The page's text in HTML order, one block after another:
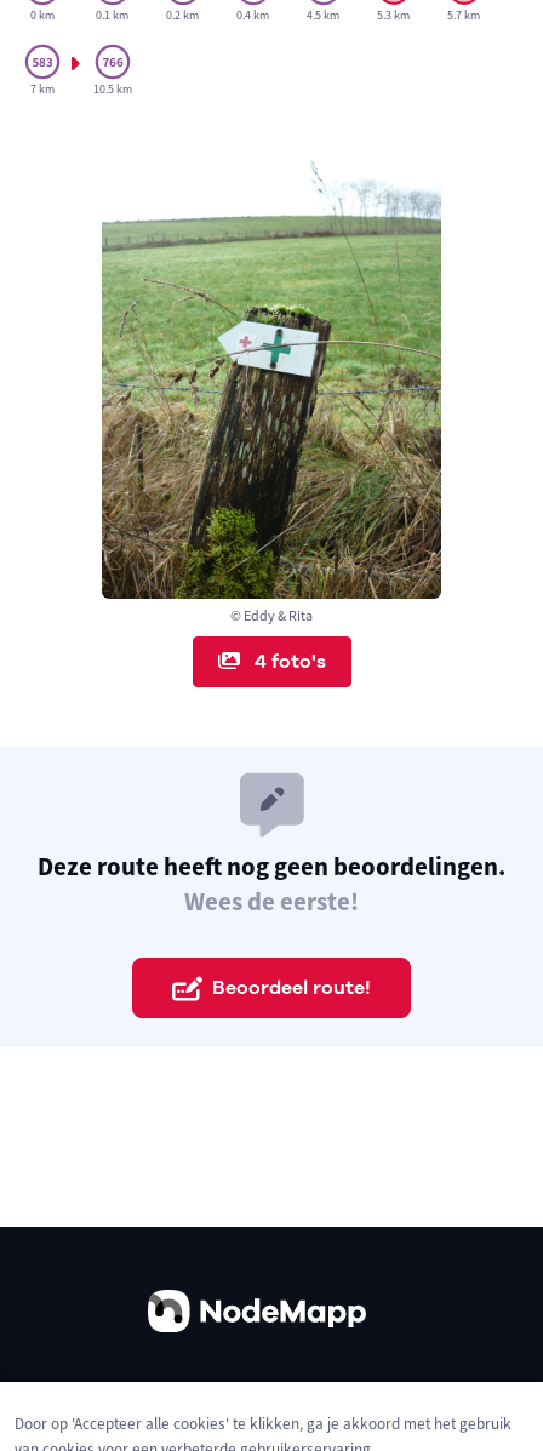
© Eddy & Rita
4 foto's
0 km 0.1 km 0.2 km 0.4 km 4.5 km 5.3 km 5.7 km
7 km 10.5 km
Deze route heeft nog geen beoordelingen.
Wees de eerste!
Beoordeel route!
Door op 'Accepteer alle cookies' te klikken, ga je akkoord met het gebruik